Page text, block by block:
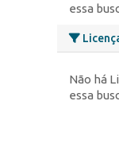
essa
Não há
essa